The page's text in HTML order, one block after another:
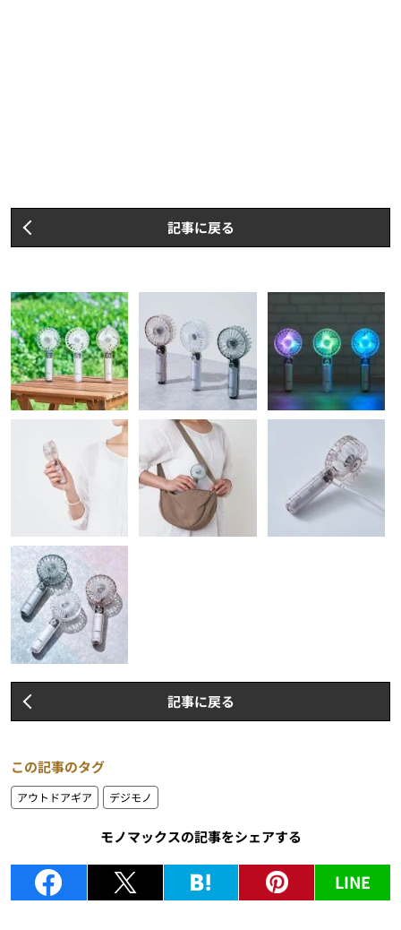
記事に戻る
記事に戻る
この記事のタグ
アウトドアギア デジモノ
モノマックスの記事をシェアする
LINE